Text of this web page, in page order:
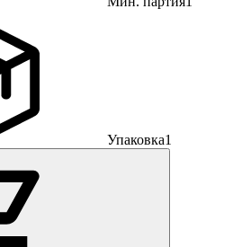
Упаковка1